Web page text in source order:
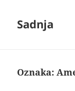
Sadnja
Oznaka: